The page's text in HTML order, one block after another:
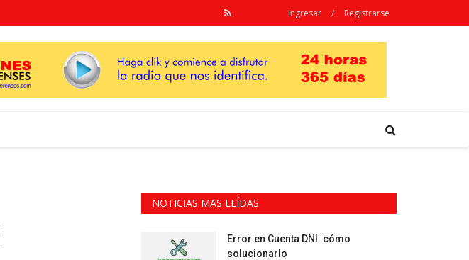
Ingresar / Registrarse
NOTICIAS MAS LEÍDAS
Error en Cuenta DNI: cómo
solucionarlo